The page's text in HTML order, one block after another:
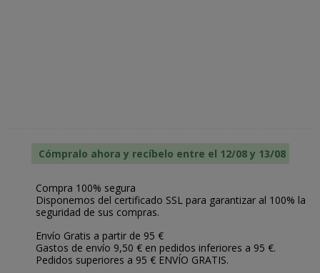
Cómpralo ahora y recíbelo entre el 12/08 y 13/08
Compra 100% segura
Disponemos del certificado SSL para garantizar al 100% la
seguridad de sus compras.
Envío Gratis a partir de 95 €
Gastos de envío 9,50 € en pedidos inferiores a 95 €.
Pedidos superiores a 95 € ENVÍO GRATIS.